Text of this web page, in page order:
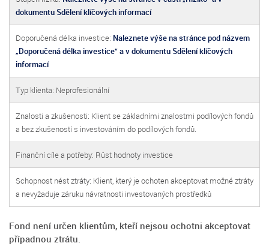
dokumentu Sdělení klíčových informací
Doporučená délka investice: Naleznete výše na stránce pod názvem
„Doporučená délka investice“ a v dokumentu Sdělení klíčových
informací
Typ klienta: Neprofesionální
Znalosti a zkušenosti: Klient se základními znalostmi podílových fondů
a bez zkušeností s investováním do podílových fondů.
Finanční cíle a potřeby: Růst hodnoty investice
Schopnost nést ztráty: Klient, který je ochoten akceptovat možné ztráty
a nevyžaduje záruku návratnosti investovaných prostředků
Fond není určen klientům, kteří nejsou ochotni akceptovat
případnou ztrátu.